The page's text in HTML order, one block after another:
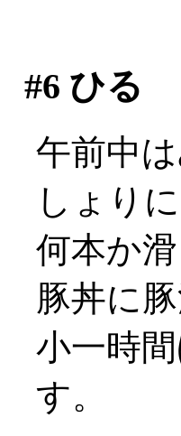
#6 ひる
午前中
しょり
何本か
豚丼に
小一時
す。